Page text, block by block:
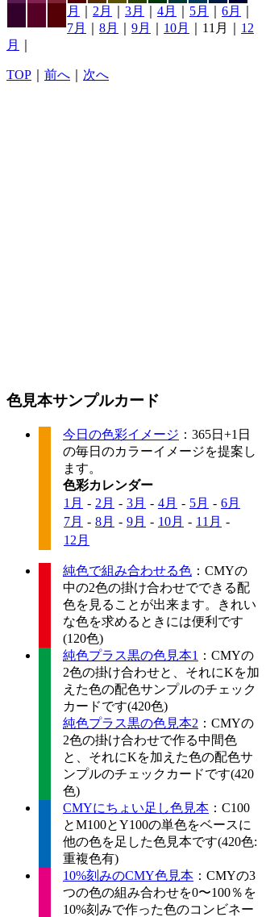
月 2月 3月 4月 5月 6月
7月
8月 9月 10月 ｜11月｜ 12
月
TOP 前へ 次へ
色見本サンプルカード
今日の色彩イメージ ：365日+1日
の毎日のカラーイメージを提案し
ます。
色彩カレンダー
1月 - 2月 - 3月 - 4月 - 5月 - 6月
7月 - 8月 - 9月 - 10月 - 11月 -
12月
純色で組み合わせる色 ：CMYの
中の2色の掛け合わせでできる配
色を見ることが出来ます。きれい
な色を求めるときには便利です
(120色)
純色プラス黒の色見本1 ：CMYの
2色の掛け合わせと、それにKを加
えた色の配色サンプルのチェック
カードです(420色)
純色プラス黒の色見本2 ：CMYの
2色の掛け合わせで作る中間色
と、それにKを加えた色の配色サ
ンプルのチェックカードです(420
色)
CMYにちょい足し色見本 ：C100
とM100とY100の単色をベースに
他の色を足した色見本です(420色:
重複色有)
10%刻みのCMY色見本 ：CMYの3
つの色の組み合わせを0〜100％を
10%刻みで作った色のコンビネー